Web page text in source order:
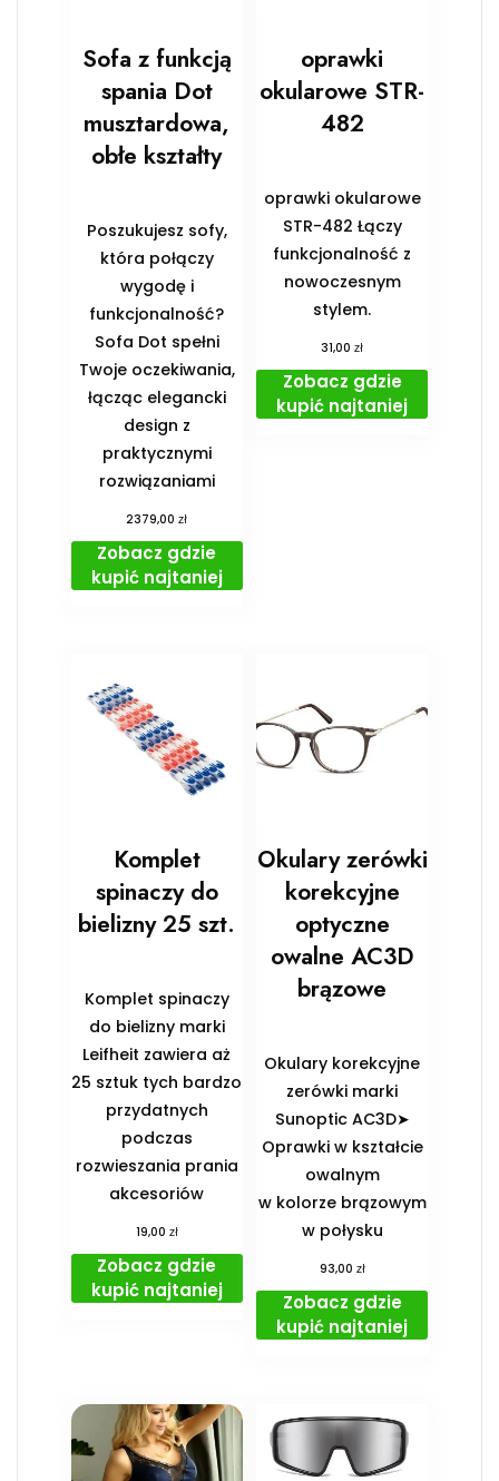
Sofa z funkcją
spania Dot
musztardowa,
obłe kształty
Poszukujesz sofy,
która połączy
wygodę i
funkcjonalność?
Sofa Dot spełni
Twoje oczekiwania,
łącząc elegancki
design z
praktycznymi
rozwiązaniami
2379,00zł
Zobacz gdzie
kupić najtaniej
oprawki
okularowe STR-
482
oprawki okularowe
STR-482 Łączy
funkcjonalność z
nowoczesnym
stylem.
31,00zł
Zobacz gdzie
kupić najtaniej
Komplet
spinaczy do
bielizny 25 szt.
Komplet spinaczy
do bielizny marki
Leifheit zawiera aż
25 sztuk tych bardzo
przydatnych
podczas
rozwieszania prania
akcesoriów
19,00 zł
Zobacz gdzie
kupić najtaniej
Okulary zerówki
korekcyjne
optyczne
owalne AC3D
brązowe
Okulary korekcyjne
zerówki marki
Sunoptic AC3D➤
Oprawki w kształcie
owalnym
w kolorze brązowym
w połysku
93,00 zł
Zobacz gdzie
kupić najtaniej